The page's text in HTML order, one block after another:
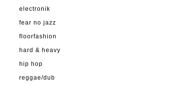
electronik
fear no jazz
floorfashion
hard & heavy
hip hop
reggae/dub